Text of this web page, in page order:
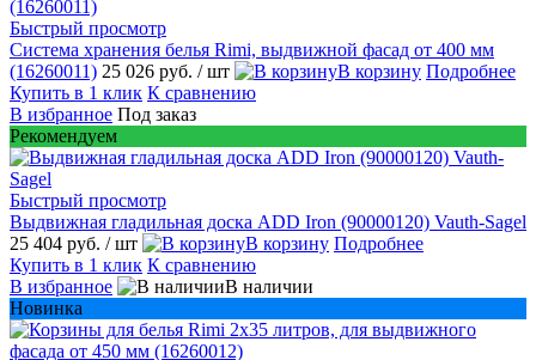
Быстрый просмотр
Система хранения белья Rimi, выдвижной фасад от 400 мм
(16260011) 25 026 руб. / шт В корзину Подробнее
Купить в 1 клик К сравнению
В избранное Под заказ
Рекомендуем
Быстрый просмотр
Выдвижная гладильная доска ADD Iron (90000120) Vauth-Sagel
25 404 руб. / шт В корзину Подробнее
Купить в 1 клик К сравнению
В избранное
В наличии
Новинка